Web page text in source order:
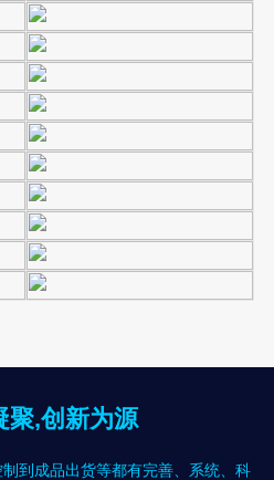
聚,创新为源
到成品出货等都有完善、系统、科